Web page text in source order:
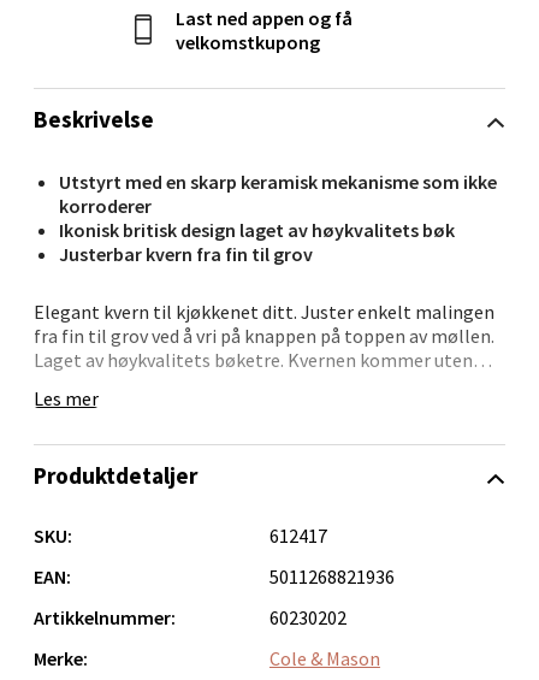
Beskrivelse
Utstyrt med en skarp keramisk mekanisme som ikke
korroderer
Ikonisk britisk design laget av høykvalitets bøk
Justerbar kvern fra fin til grov
Elegant kvern til kjøkkenet ditt. Juster enkelt malingen
fra fin til grov ved å vri på knappen på toppen av møllen.
Laget av høykvalitets bøketre. Kvernen kommer uten
keramikk for salt, og Precision+ karbonstål for pepper)
selvtillit. Cole & Mason har vært eksperter på krydder i
partnere innen kulinarisk oppdagelse. Med produkter for
deg det du trenger for å maksimere smaken av ethvert
måltid; fra rester eller en rask sandwich til et alt-stopp-
uttrukket middagsselskap.
Les mer
Last ned appen og få
velkomstkupong
Produktdetaljer
SKU:
612417
EAN:
5011268821936
Artikkelnummer:
60230202
Merke:
Cole & Mason
Orkanger - Thon Senter Orkanger
Orkanger
Åpent i dag 09-18
0 i butikk
Velg
Sandvika - Thon Senter Sandvika
Brodtkorbsgate 7, 1338 Sandvika